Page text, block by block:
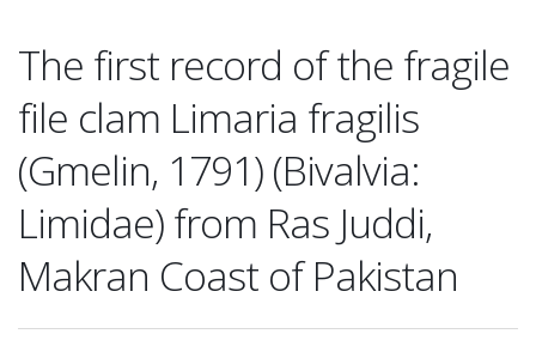
The first record of the fragile
file clam Limaria fragilis
(Gmelin, 1791) (Bivalvia:
Limidae) from Ras Juddi,
Makran Coast of Pakistan